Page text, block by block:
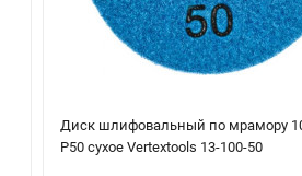
Диск шлифовальный по мрамору
Р50 сухое Vertextools 13-100-50